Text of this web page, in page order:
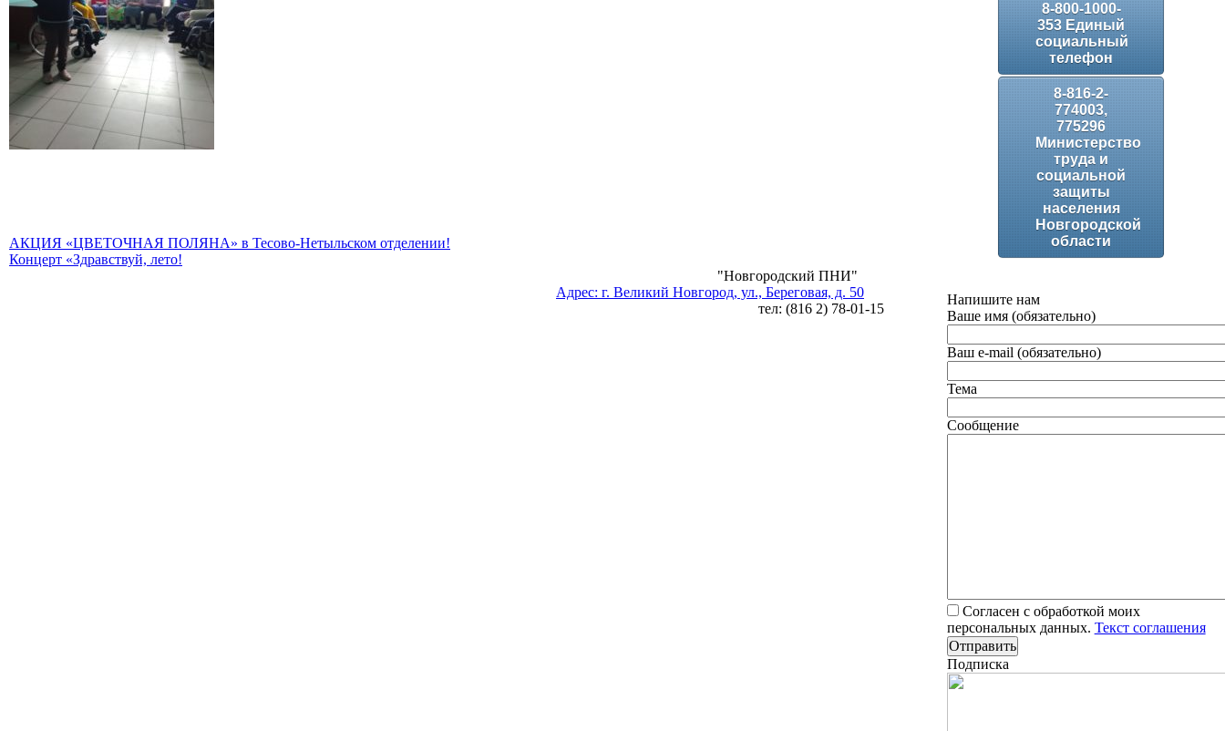
АКЦИЯ «ЦВЕТОЧНАЯ ПОЛЯНА» в Тесово-Нетыльском отделении!
Концерт «Здравствуй, лето!
8-800-1000-
353 Единый
социальный
телефон
8-816-2-
774003,
775296
Министерство
труда и
социальной
защиты
населения
Новгородской
области
Напишите нам
Ваше имя (обязательно)
Ваш e-mail (обязательно)
Тема
Сообщение
Согласен с обработкой моих
персональных данных. Текст соглашения
Подписка
"Новгородский ПНИ"
Адрес: г. Великий Новгород, ул., Береговая, д. 50
тел: (816 2) 78-01-15